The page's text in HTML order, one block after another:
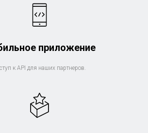
приложение
к API для наших партнеров.